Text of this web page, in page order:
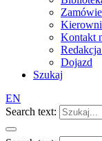
Kontakt
Dojazd
Szukaj
EN
Search text: